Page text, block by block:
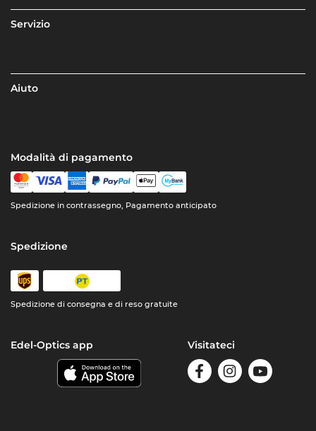
Servizio
Aiuto
Modalità di pagamento
Spedizione in contrassegno, Pagamento anticipato
Spedizione
Spedizione di consegna e di reso gratuite
Edel-Optics app Visitateci